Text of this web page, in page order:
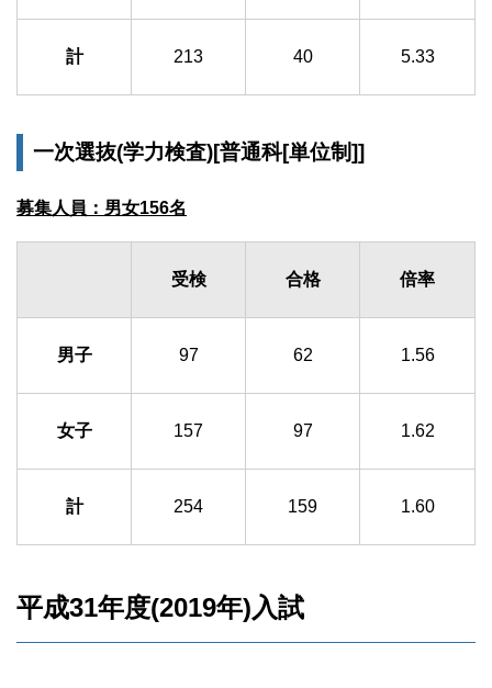
計 213 40 5.33
一次選抜(学力検査)[普通科[単位制]]
募集人員：男女156名
受検 合格 倍率
男子 97 62 1.56
女子 157 97 1.62
計 254 159 1.60
平成31年度(2019年)入試